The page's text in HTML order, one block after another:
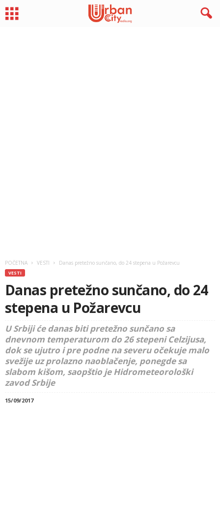
POČETNA VESTI Danas pretežno sunčano, do 24 stepena u Požarevcu
VESTI
Danas pretežno sunčano, do 24
stepena u Požarevcu
U Srbiji će danas biti pretežno sunčano sa
dnevnom temperaturom do 26 stepeni Celzijusa,
dok se ujutro i pre podne na severu očekuje malo
svežije uz prolazno naoblačenje, ponegde sa
slabom kišom, saopštio je Hidrometeorološki
zavod Srbije
15/09/2017